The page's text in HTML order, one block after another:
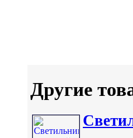
Другие